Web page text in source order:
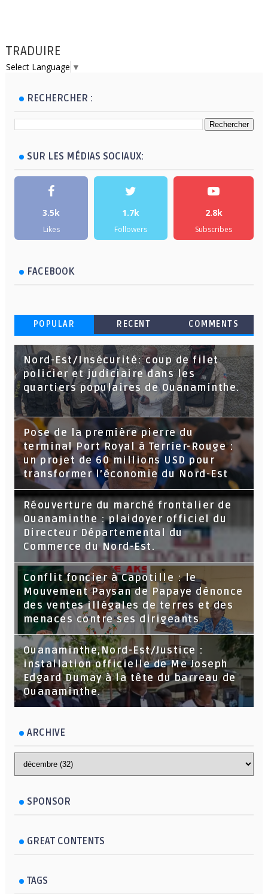
TRADUIRE
Select Language ▼
RECHERCHER :
SUR LES MÉDIAS SOCIAUX:
3.5k
Likes
1.7k
Followers
2.8k
Subscribes
FACEBOOK
POPULAR RECENT COMMENTS
Nord-Est/Insécurité: coup de filet
policier et judiciaire dans les
quartiers populaires de Ouanaminthe.
Pose de la première pierre du
terminal Port Royal à Terrier-Rouge :
un projet de 60 millions USD pour
transformer l’économie du Nord-Est
Réouverture du marché frontalier de
Ouanaminthe : plaidoyer officiel du
Directeur Départemental du
Commerce du Nord-Est.
Conflit foncier à Capotille : le
Mouvement Paysan de Papaye dénonce
des ventes illégales de terres et des
menaces contre ses dirigeants
Ouanaminthe,Nord-Est/Justice :
installation officielle de Me Joseph
Edgard Dumay à la tête du barreau de
Ouanaminthe.
ARCHIVE
SPONSOR
GREAT CONTENTS
TAGS